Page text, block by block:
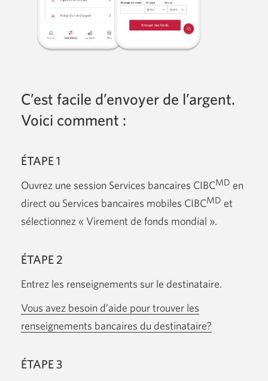
C’est facile d’envoyer de l’argent.
Voici comment :
ÉTAPE 1
Ouvrez une session Services bancaires CIBCMD en
direct ou Services bancaires mobiles CIBCMD et
sélectionnez « Virement de fonds mondial ».
ÉTAPE 2
Entrez les renseignements sur le destinataire.
Vous avez besoin d’aide pour trouver les
renseignements bancaires du destinataire?
ÉTAPE 3